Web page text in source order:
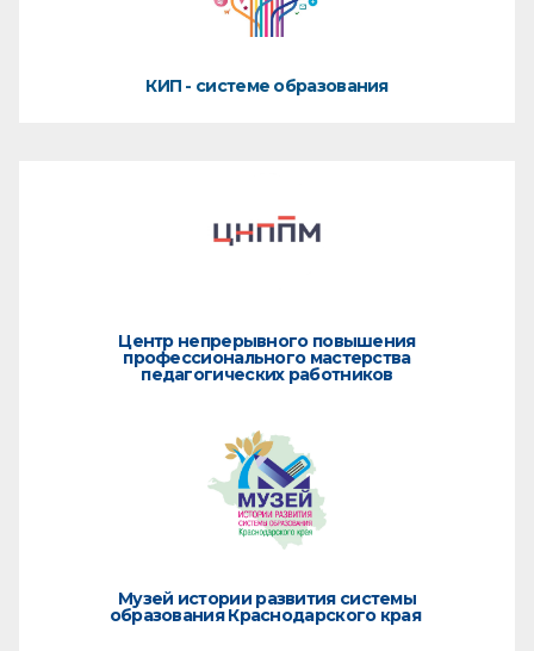
КИП - системе образования
Центр непрерывного повышения
профессионального мастерства
педагогических работников
Музей истории развития системы
образования Краснодарского края